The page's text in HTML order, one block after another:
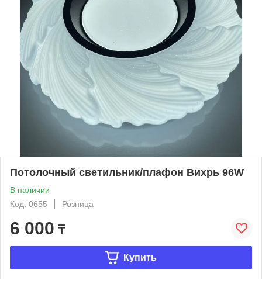
Потолочный светильник/плафон Вихрь 96W
В наличии
Код: 0655
Розница
6 000 ₸
Купить